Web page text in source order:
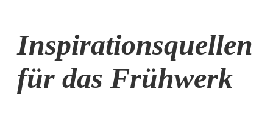
Inspirationsquellen
für das Frühwerk